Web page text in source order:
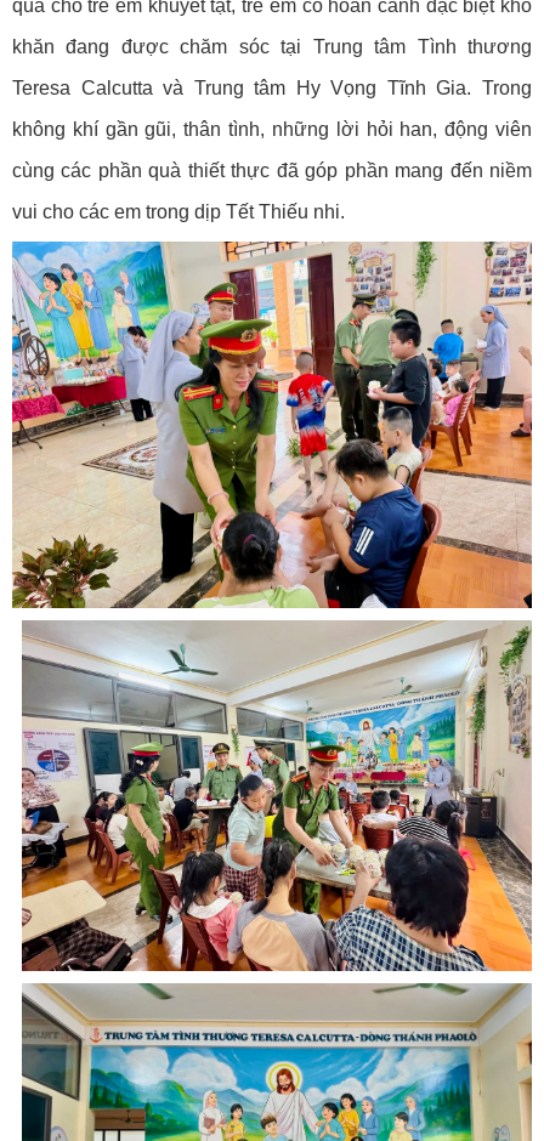
quà cho trẻ em khuyết tật, trẻ em có hoàn cảnh đặc biệt khó
khăn đang được chăm sóc tại Trung tâm Tình thương
Teresa Calcutta và Trung tâm Hy Vọng Tĩnh Gia. Trong
không khí gần gũi, thân tình, những lời hỏi han, động viên
cùng các phần quà thiết thực đã góp phần mang đến niềm
vui cho các em trong dịp Tết Thiếu nhi.